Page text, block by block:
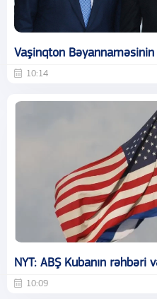
Vaşinqton
10:14
NYT: ABŞ Kubanın
10:09